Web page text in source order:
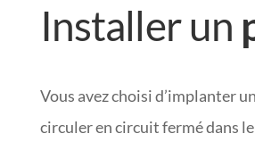
Installer un
Vous avez choisi d’implanter un
circuler en circuit fermé dans